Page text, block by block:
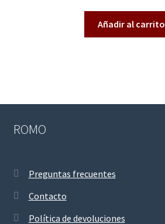
Añadir al carrito
ROMO
Preguntas frecuentes
Contacto
Política de devoluciones